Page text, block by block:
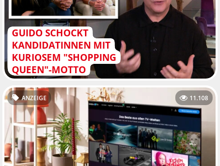
GUIDO SCHOCKT
KANDIDATINNEN MIT
KURIOSEM "SHOPPING
QUEEN"-MOTTO
ANZEIGE 11.108